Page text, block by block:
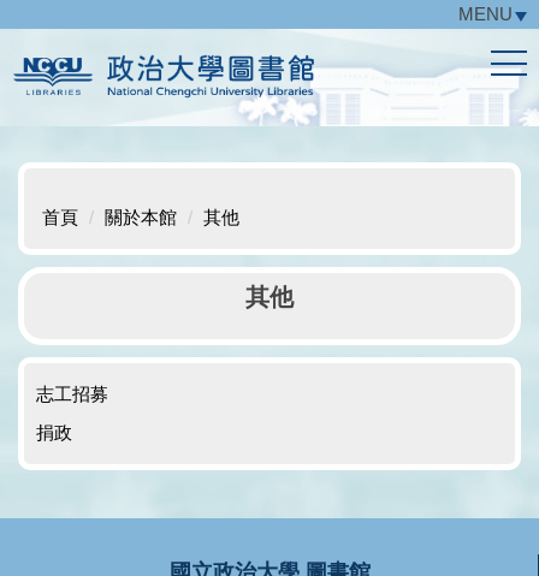
主
要
區
MENU
首頁 關於本館 其他
其他
志工招募
捐政